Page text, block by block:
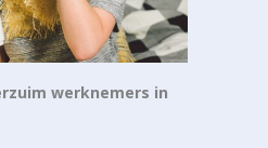
werknemers in